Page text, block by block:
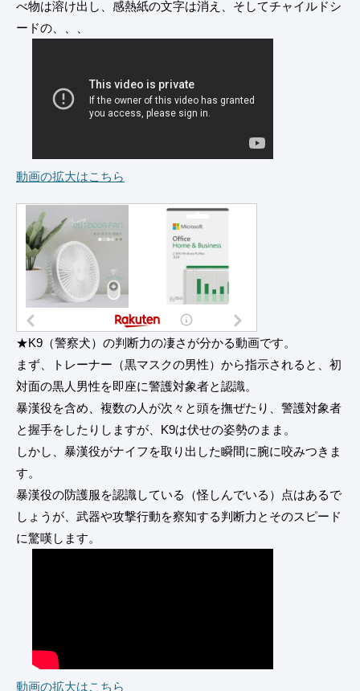
べ物は溶け出し、感熱紙の文字は消え、そしてチャイルドシ
ードの、、、
動画の拡大はこちら
★K9（警察犬）の判断力の凄さが分かる動画です。
まず、トレーナー（黒マスクの男性）から指示されると、初
対面の黒人男性を即座に警護対象者と認識。
暴漢役を含め、複数の人が次々と頭を撫ぜたり、警護対象者
と握手をしたりしますが、K9は伏せの姿勢のまま。
しかし、暴漢役がナイフを取り出した瞬間に腕に咬みつきま
す。
暴漢役の防護服を認識している（怪しんでいる）点はあるで
しょうが、武器や攻撃行動を察知する判断力とそのスピード
に驚嘆します。
動画の拡大はこちら